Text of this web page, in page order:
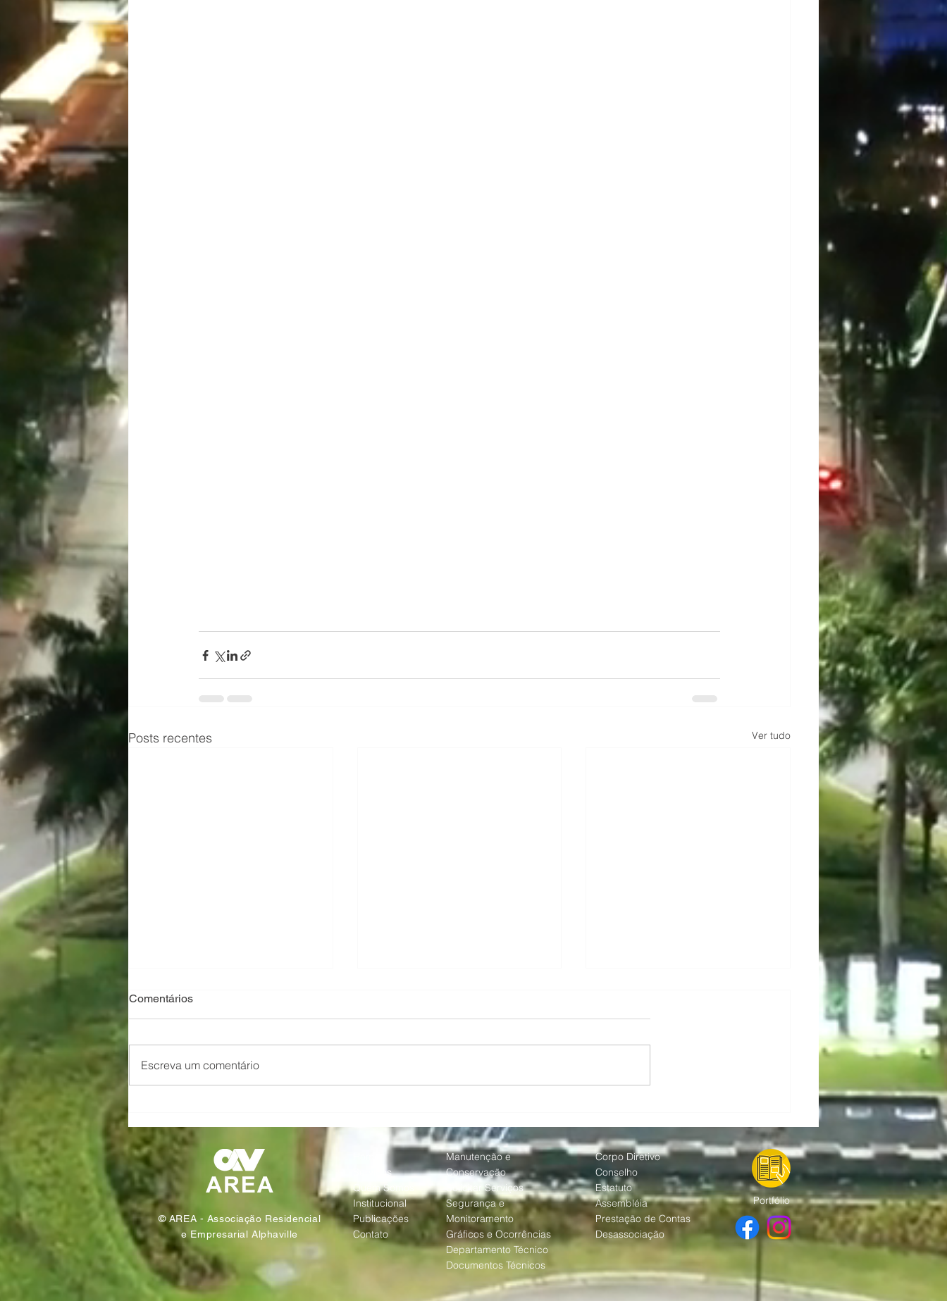
Posts recentes Ver tudo
jardins e áreas verdes de
Alphaville
parafortalecer a segurança
nas empresas da região.
Comentários
Escreva um comentário
© AREA - Associação Residencial
e Empresarial Alphaville
Serviços
Quem Somos
Institucional
Publicações
Contato
Manutenção e
Conservação
Solicitar Serviços
Segurança e
Monitoramento
Gráficos e Ocorrências
Departamento Técnico
Documentos Técnicos
Corpo Diretivo
Conselho
Estatuto
Assembléia
Prestação de Contas
Desassociação
Portfólio